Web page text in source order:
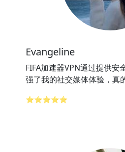
Evangeline
FIFA加速器VPN通过提供安
强了我的社交媒体体验，真
⭐⭐⭐⭐⭐